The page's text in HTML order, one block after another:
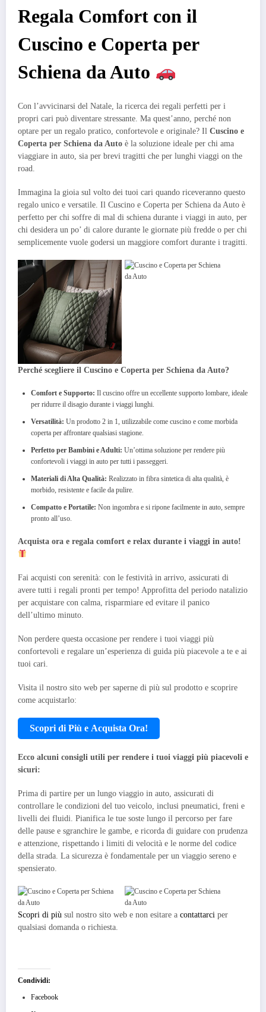
Regala Comfort con il
Cuscino e Coperta per
Schiena da Auto
Con l’avvicinarsi del Natale, la ricerca dei regali perfetti per i
propri cari può diventare stressante. Ma quest’anno, perché non
optare per un regalo pratico, confortevole e originale? Il Cuscino e
Coperta per Schiena da Auto è la soluzione ideale per chi ama
viaggiare in auto, sia per brevi tragitti che per lunghi viaggi on the
road.
Immagina la gioia sul volto dei tuoi cari quando riceveranno questo
regalo unico e versatile. Il Cuscino e Coperta per Schiena da Auto è
perfetto per chi soffre di mal di schiena durante i viaggi in auto, per
chi desidera un po’ di calore durante le giornate più fredde o per chi
semplicemente vuole godersi un maggiore comfort durante i tragitti.
Perché scegliere il Cuscino e Coperta per Schiena da Auto?
Comfort e Supporto: Il cuscino offre un eccellente supporto lombare, ideale
per ridurre il disagio durante i viaggi lunghi.
Versatilità: Un prodotto 2 in 1, utilizzabile come cuscino e come morbida
coperta per affrontare qualsiasi stagione.
Perfetto per Bambini e Adulti: Un’ottima soluzione per rendere più
confortevoli i viaggi in auto per tutti i passeggeri.
Materiali di Alta Qualità: Realizzato in fibra sintetica di alta qualità, è
morbido, resistente e facile da pulire.
Compatto e Portatile: Non ingombra e si ripone facilmente in auto, sempre
pronto all’uso.
Acquista ora e regala comfort e relax durante i viaggi in auto!
Fai acquisti con serenità: con le festività in arrivo, assicurati di
avere tutti i regali pronti per tempo! Approfitta del periodo natalizio
per acquistare con calma, risparmiare ed evitare il panico
dell’ultimo minuto.
Non perdere questa occasione per rendere i tuoi viaggi più
confortevoli e regalare un’esperienza di guida più piacevole a te e ai
tuoi cari.
Visita il nostro sito web per saperne di più sul prodotto e scoprire
come acquistarlo:
Scopri di Più e Acquista Ora!
Ecco alcuni consigli utili per rendere i tuoi viaggi più piacevoli e
sicuri:
Prima di partire per un lungo viaggio in auto, assicurati di
controllare le condizioni del tuo veicolo, inclusi pneumatici, freni e
livelli dei fluidi. Pianifica le tue soste lungo il percorso per fare
delle pause e sgranchire le gambe, e ricorda di guidare con prudenza
e attenzione, rispettando i limiti di velocità e le norme del codice
della strada. La sicurezza è fondamentale per un viaggio sereno e
spensierato.
Scopri di più sul nostro sito web e non esitare a contattarci per
qualsiasi domanda o richiesta.
Condividi:
Facebook